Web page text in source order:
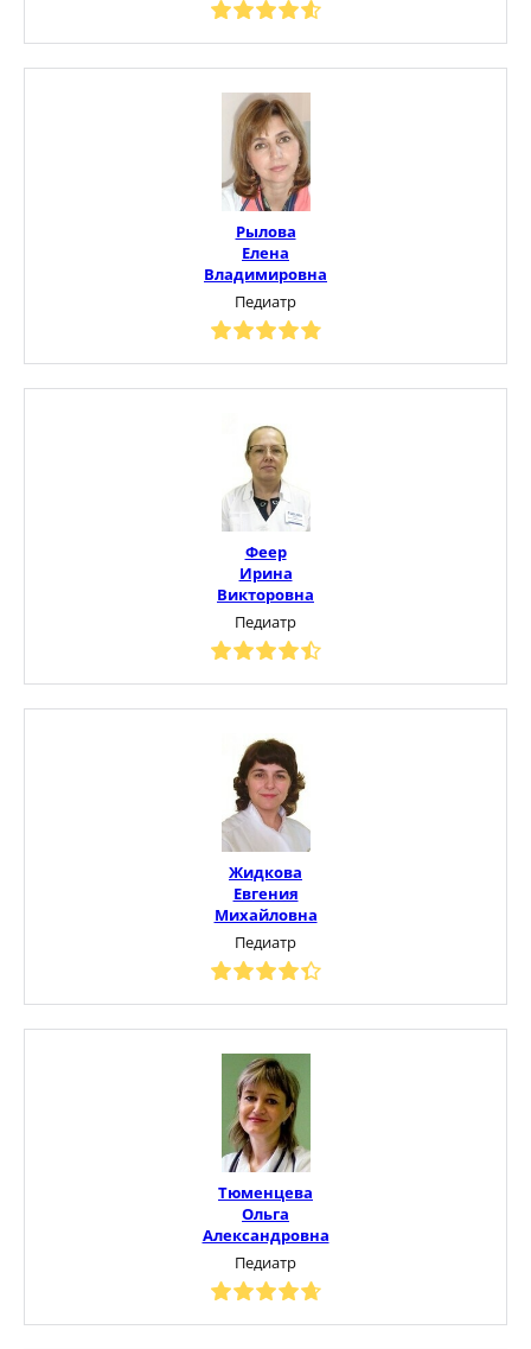
Рылова
Елена
Владимировна
Педиатр
Феер
Ирина
Викторовна
Педиатр
Жидкова
Евгения
Михайловна
Педиатр
Тюменцева
Ольга
Александровна
Педиатр